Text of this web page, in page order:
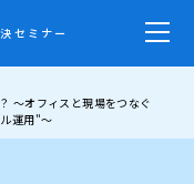
セミナー
～オフィスと現場をつなぐ
運用"～